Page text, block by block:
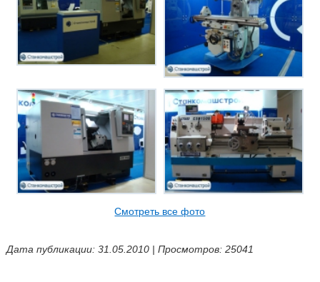
Смотреть все фото
Дата публикации: 31.05.2010 | Просмотров: 25041